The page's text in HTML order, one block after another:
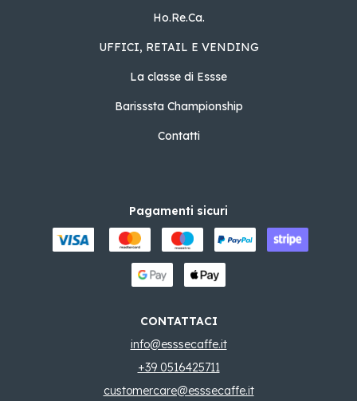
Ho.Re.Ca.
UFFICI, RETAIL E VENDING
La classe di Essse
Barisssta Championship
Contatti
Pagamenti sicuri
CONTATTACI
info@esssecaffe.it
+39 0516425711
customercare@esssecaffe.it